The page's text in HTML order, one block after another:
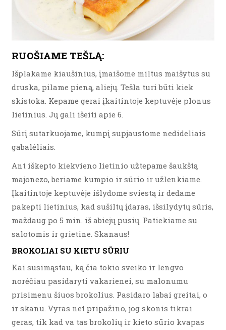
RUOŠIAME TEŠLĄ:
Išplakame kiaušinius, įmaišome miltus maišytus su
druska, pilame pieną, aliejų. Tešla turi būti kiek
skistoka. Kepame gerai įkaitintoje keptuvėje plonus
lietinius. Jų gali išeiti apie 6.
Sūrį sutarkuojame, kumpį supjaustome nedideliais
gabalėliais.
Ant iškepto kiekvieno lietinio užtepame šaukštą
majonezo, beriame kumpio ir sūrio ir užlenkiame.
Įkaitintoje keptuvėje išlydome sviestą ir dedame
pakepti lietinius, kad sušiltų įdaras, išsilydytų sūris,
maždaug po 5 min. iš abiejų pusių. Patiekiame su
salotomis ir grietine. Skanaus!
BROKOLIAI SU KIETU SŪRIU
Kai susimąstau, ką čia tokio sveiko ir lengvo
norėčiau pasidaryti vakarienei, su malonumu
prisimenu šiuos brokolius. Pasidaro labai greitai, o
ir skanu. Vyras net pripažino, jog skonis tikrai
geras, tik kad va tas brokolių ir kieto sūrio kvapas